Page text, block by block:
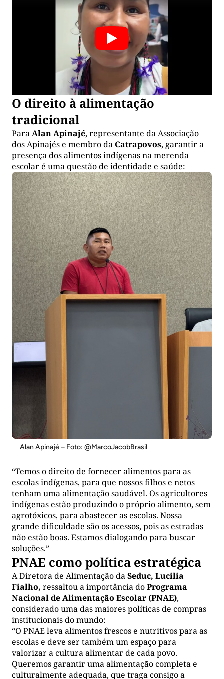
O direito à alimentação
tradicional
ParaAlan Apinajé, representante da Associação
dos Apinajés e membro da Catrapovos, garantir a
presença dos alimentos indígenas na merenda
escolar é uma questão de identidade e saúde:
Alan Apinajé – Foto: @MarcoJacobBrasil
“Temos o direito de fornecer alimentos para as
escolas indígenas, para que nossos filhos e netos
tenham uma alimentação saudável. Os agricultores
indígenas estão produzindo o próprio alimento, sem
agrotóxicos, para abastecer as escolas. Nossa
grande dificuldade são os acessos, pois as estradas
não estão boas. Estamos dialogando para buscar
soluções.”
PNAE como política estratégica
A Diretora de Alimentação daSeduc, Lucilia
Fialho, ressaltou a importância doPrograma
Nacional de Alimentação Escolar (PNAE),
considerado uma das maiores políticas de compras
institucionais do mundo:
“O PNAE leva alimentos frescos e nutritivos para as
escolas e deve ser também um espaço para
valorizar a cultura alimentar de cada povo.
Queremos garantir uma alimentação completa e
culturalmente adequada, que traga consigo a